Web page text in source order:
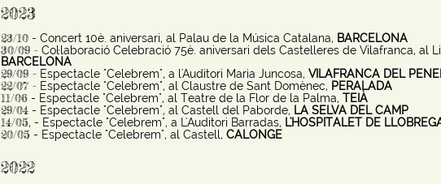
2023
23/10- Concert 10è. aniversari, al Palau de la Música Catalana, BARCELONA
30/09 - Col·laboració Celebració 75è. aniversari dels Castelleres de Vilafranca, al
BARCELONA
29/09 - Espectacle "Celebrem", a l'Auditori Maria Juncosa, VILAFRANCA DEL
22/07 - Espectacle "Celebrem", al Claustre de Sant Domènec, PERALADA
11/06- Espectacle "Celebrem", al Teatre de la Flor de la Palma, TEIÀ
29/04- Espectacle "Celebrem", al Castell del Paborde, LA SELVA DEL CAMP
14/05, - Espectacle "Celebrem", a L'Auditori Barradas, L'HOSPITALET DE
20/05 - Espectacle "Celebrem", al Castell, CALONGE
2022